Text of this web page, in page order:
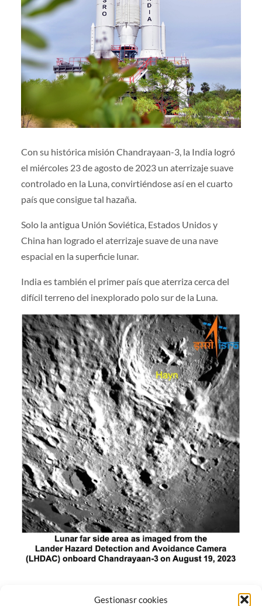
Gestionasr cookies
Con su histórica misión Chandrayaan-3, la India logró
el miércoles 23 de agosto de 2023 un aterrizaje suave
controlado en la Luna, convirtiéndose así en el cuarto
país que consigue tal hazaña.
Solo la antigua Unión Soviética, Estados Unidos y
China han logrado el aterrizaje suave de una nave
espacial en la superficie lunar.
India es también el primer país que aterriza cerca del
difícil terreno del inexplorado polo sur de la Luna.